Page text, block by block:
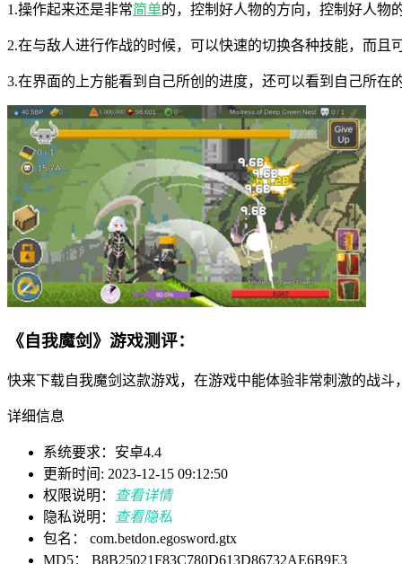
1.操作起来还是非常简单的，控制好人物的方向，控制好人物
2.在与敌人进行作战的时候，可以快速的切换各种技能，而
3.在界面的上方能看到自己所创的进度，还可以看到自己所在
《自我魔剑》游戏测评：
快来下载自我魔剑这款游戏，在游戏中能体验非常刺激的战斗
详细信息
系统要求：安卓4.4
更新时间: 2023-12-15 09:12:50
权限说明：
查看详情
隐私说明：
查看隐私
包名： com.betdon.egosword.gtx
MD5： B8B25021F83C780D613D86732AE6B9E3